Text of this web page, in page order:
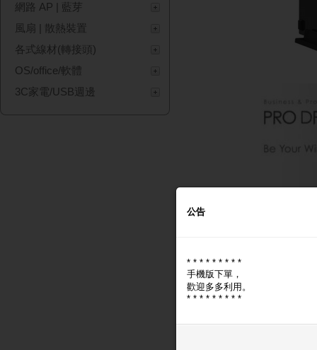
網路 AP | 藍芽
風扇 | 散熱裝置
各式線材(轉接頭)
OS/office/軟體
3C家電/USB週邊
公告
* * * * * * * * *
手機版下單，
歡迎多多利用。
* * * * * * * * *